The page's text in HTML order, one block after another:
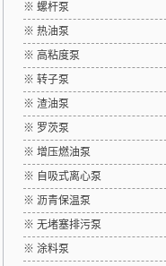
※ 螺杆泵
※ 热油泵
※ 高粘度泵
※ 转子泵
※ 渣油泵
※ 罗茨泵
※ 增压燃油泵
※ 自吸式离心泵
※ 沥青保温泵
※ 无堵塞排污泵
※ 涂料泵